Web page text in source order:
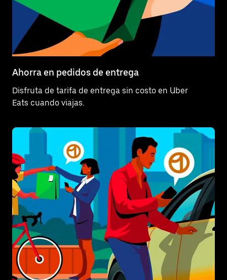
Ahorra en pedidos de entrega
Disfruta de tarifa de entrega sin costo en Uber
Eats cuando viajas.